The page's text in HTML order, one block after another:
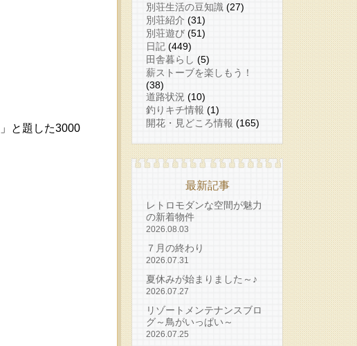
と題した3000
別荘生活の豆知識 (27)
別荘紹介 (31)
別荘遊び (51)
日記 (449)
田舎暮らし (5)
薪ストーブを楽しもう！
(38)
道路状況 (10)
釣りキチ情報 (1)
開花・見どころ情報 (165)
最新記事
レトロモダンな空間が魅力
の新着物件
2026.08.03
７月の終わり
2026.07.31
夏休みが始まりました～♪
2026.07.27
リゾートメンテナンスブロ
グ～鳥がいっぱい～
2026.07.25